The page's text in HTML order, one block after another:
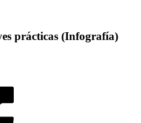
prácticas (Infografía)